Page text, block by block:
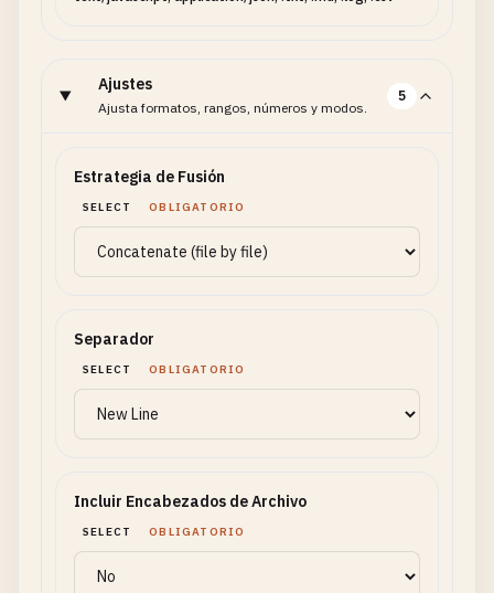
Ajustes
Ajusta formatos, rangos, números y modos.
5
Estrategia de Fusión
SELECT OBLIGATORIO
Separador
SELECT OBLIGATORIO
Incluir Encabezados de Archivo
SELECT OBLIGATORIO